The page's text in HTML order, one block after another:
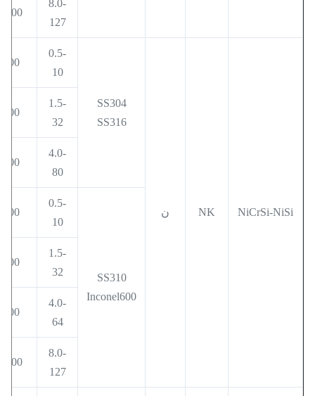
8.0-
127
1000
NiCrSi-NiSi
NK ن
SS304
SS316
0.5-
10
400
1.5-
32
600
4.0-
80
800
SS310
Inconel600
0.5-
10
500
1.5-
32
800
4.0-
64
900
8.0-
127
1000